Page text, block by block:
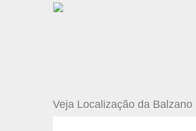
Veja Localização da